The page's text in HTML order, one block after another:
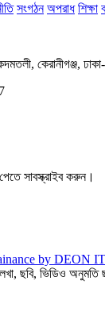
সংগঠন অপরাধ শিক্ষা
কেরানীগঞ্জ,
সাবস্ক্রাইব করুন।
by DEON IT
ছবি, ভিডিও অনুমতি